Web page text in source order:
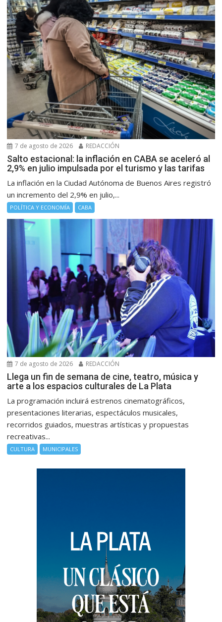
7 de agosto de 2026 REDACCIÓN
Salto estacional: la inflación en CABA se aceleró al
2,9% en julio impulsada por el turismo y las tarifas
La inflación en la Ciudad Autónoma de Buenos Aires registró
un incremento del 2,9% en julio,...
POLÍTICA Y ECONOMÍA CABA
7 de agosto de 2026 REDACCIÓN
Llega un fin de semana de cine, teatro, música y
arte a los espacios culturales de La Plata
La programación incluirá estrenos cinematográficos,
presentaciones literarias, espectáculos musicales,
recorridos guiados, muestras artísticas y propuestas
recreativas...
CULTURA MUNICIPALES